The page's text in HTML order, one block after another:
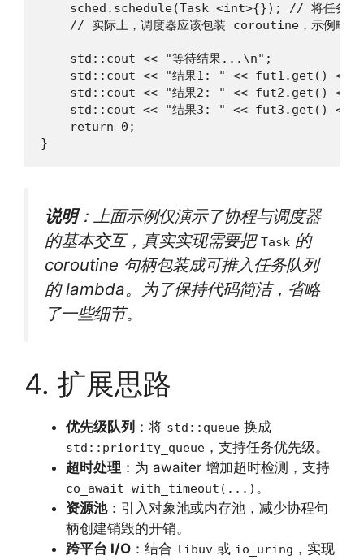
sched.schedule(Task <int>{}); // 将任务交
    // 实际上，调度器应该包装 coroutine，示例略
    std::cout << "等待结果...\n";
std::cout << "结果1: " << fut1.get() <<
std::cout << "结果2: " << fut2.get() <<
std::cout << "结果3: " << fut3.get() <<
    return 0;
}
说明：上面示例仅演示了协程与调度器
的基本交互，真实实现需要把 Task 的
coroutine 句柄包装成可推入任务队列
的 lambda。为了保持代码简洁，省略
了一些细节。
4. 扩展思路
优先级队列 ：将 std::queue 换成
std::priority_queue ，支持任务优先级。
超时处理 ：为 awaiter 增加超时检测，支持
co_await with_timeout(...) 。
资源池：引入对象池或内存池，减少协程句
柄创建销毁的开销。
跨平台 I/O ：结合 libuv 或 io_uring ，实现